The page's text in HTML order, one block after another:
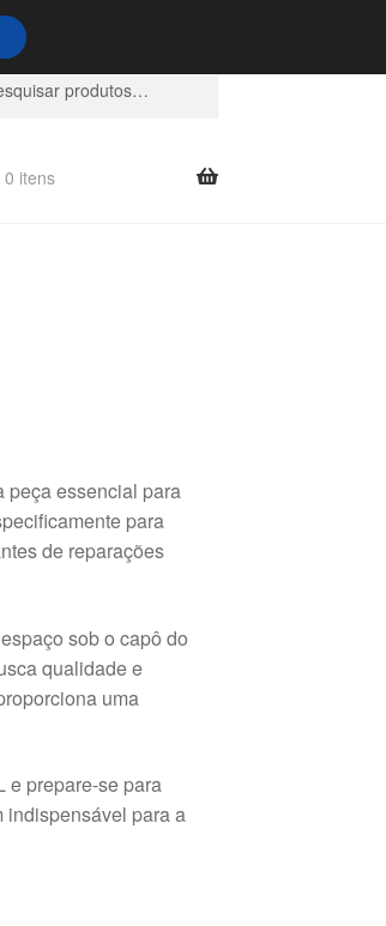
500 967
0 itens
peça essencial para
para
de reparações
sob o capô do
qualidade e
uma
e prepare-se para
indispensável para a